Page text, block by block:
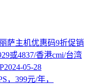
丽萨主机优惠码9折促销
或4837/香港cmi/台湾
2024-05-28
，399元/年，